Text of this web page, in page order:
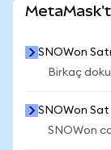
SNOWon
Birkaç
SNOWon Sat
SNOWon